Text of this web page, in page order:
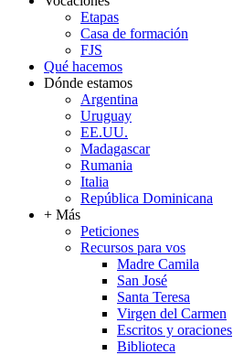
Etapas
Casa de formación
FJS
Qué hacemos
Dónde estamos
Argentina
Uruguay
EE.UU.
Madagascar
Rumania
Italia
República Dominicana
+ Más
Peticiones
Recursos para vos
Madre Camila
San José
Santa Teresa
Virgen del Carmen
Escritos y oraciones
Biblioteca